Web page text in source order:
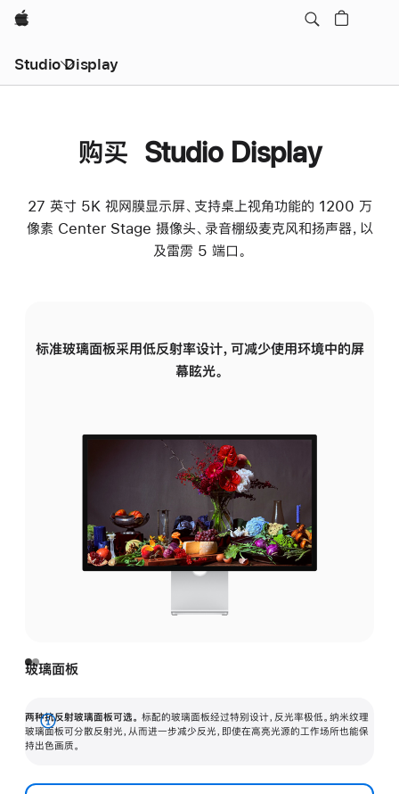
Apple
Studio Display
购买 Studio Display
27 英寸 5K 视网膜显示屏、支持桌上视角功能的 1200 万
像素 Center Stage 摄像头、录音棚级麦克风和扬声器，以
及雷雳 5 端口。
标准玻璃面板采用低反射率设计，可减少使用环境中的屏
幕眩光。
玻璃面板
两种抗反射玻璃面板可选。 标配的玻璃面板经过特别设计，反光率极低。纳米纹理
玻璃面板可分散反射光，从而进一步减少反光，即使在高亮光源的工作场所也能保
持出色画质。
展
开